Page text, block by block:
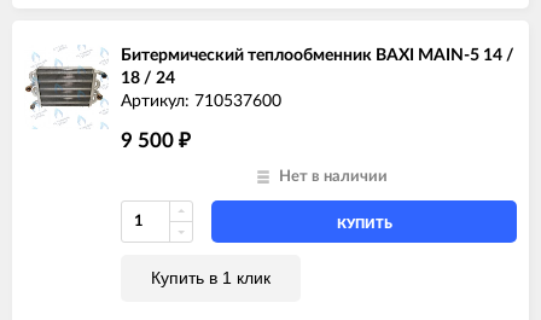
Битермический теплообменник BAXI MAIN-5 14 /
18 / 24
Артикул: 710537600
9 500 ₽
Нет в наличии
КУПИТЬ
Купить в 1 клик